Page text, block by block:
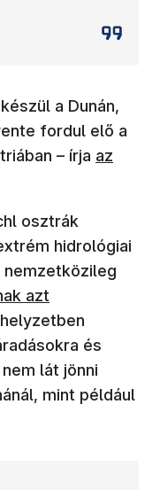
a Dunán,
fordul elő a
– írja az
osztrák
hidrológiai
azt
és
lát jönni
mint például